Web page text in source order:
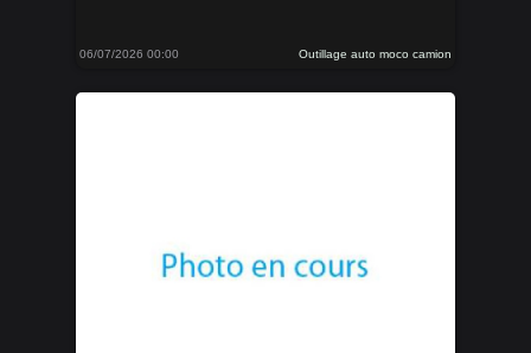
06/07/2026 00:00 Outillage auto moco camion